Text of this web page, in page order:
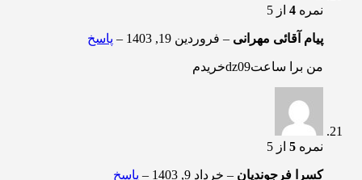
نمره 4 از 5
پیام آقائی مهرانی – فروردین 19, 1403 – پاسخ
من برا ساعتdz09خریدم
نمره 5 از 5
کسرا فرجوندیان – خرداد 9, 1403 – پاسخ